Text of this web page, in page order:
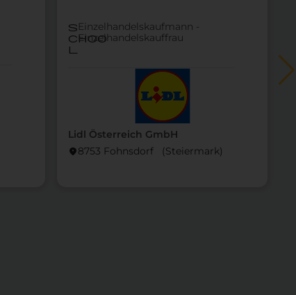
Lidl Österreich GmbH
location_on8753 Fohnsdorf (Steier­mark)
s
choo
l
Einzelhandelskaufmann -
Einzelhandelskauffrau